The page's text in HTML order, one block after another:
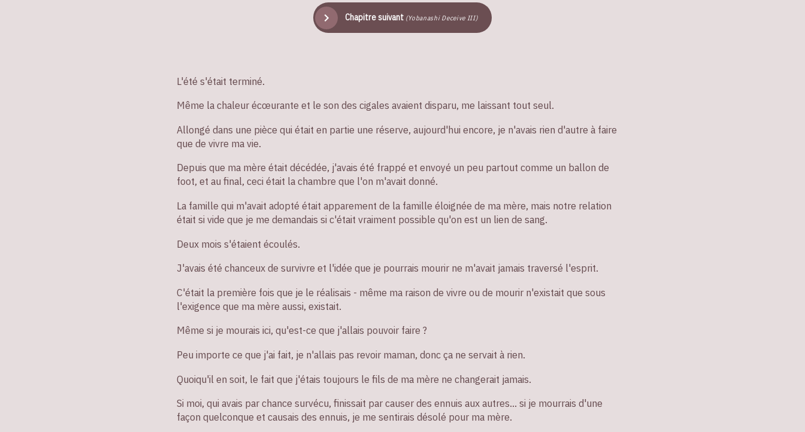
Chapitre suivant (Yobanashi Deceive III)
L'été s'était terminé.
Même la chaleur écœurante et le son des cigales avaient disparu, me laissant tout seul.
Allongé dans une pièce qui était en partie une réserve, aujourd'hui encore, je n'avais rien d'autre à faire
que de vivre ma vie.
Depuis que ma mère était décédée, j'avais été frappé et envoyé un peu partout comme un ballon de
foot, et au final, ceci était la chambre que l'on m'avait donné.
La famille qui m'avait adopté était apparement de la famille éloignée de ma mère, mais notre relation
était si vide que je me demandais si c'était vraiment possible qu'on est un lien de sang.
Deux mois s'étaient écoulés.
J'avais été chanceux de survivre et l'idée que je pourrais mourir ne m'avait jamais traversé l'esprit.
C'était la première fois que je le réalisais - même ma raison de vivre ou de mourir n'existait que sous
l'exigence que ma mère aussi, existait.
Même si je mourais ici, qu'est-ce que j'allais pouvoir faire ?
Peu importe ce que j'ai fait, je n'allais pas revoir maman, donc ça ne servait à rien.
Quoiqu'il en soit, le fait que j'étais toujours le fils de ma mère ne changerait jamais.
Si moi, qui avais par chance survécu, finissait par causer des ennuis aux autres... si je mourrais d'une
façon quelconque et causais des ennuis, je me sentirais désolé pour ma mère.